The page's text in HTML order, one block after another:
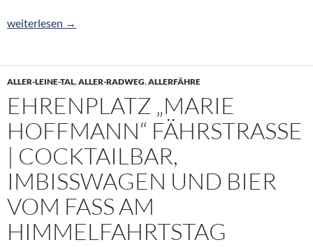
Saisonstart am Allerufer am 1. Mai
weiterlesen →
ALLER-LEINE-TAL,ALLER-RADWEG,ALLERFÄHRE
EHRENPLATZ „MARIE
HOFFMANN“ FÄHRSTRASSE |
COCKTAILBAR, I
MBISSWAGEN UND BIER V
OM FASS AM H
IMMELFAHRTSTAG